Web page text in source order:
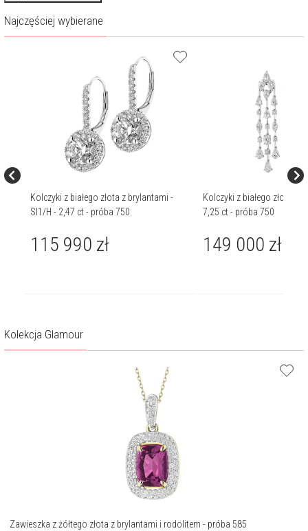
Najczęściej wybierane
Kolczyki z białego złota z brylantami -
SI1/H - 2,47 ct - próba 750
115 990 zł
Kolczyki z białego złota z
7,25 ct - próba 750
149 000 zł
Kolekcja Glamour
Zawieszka z żółtego złota z brylantami i rodolitem - próba 585